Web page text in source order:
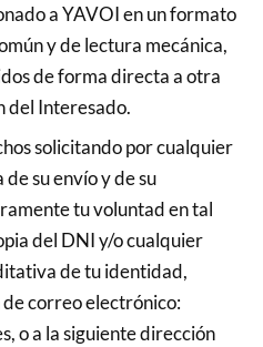
a YAVOI en un formato
y de lectura mecánica,
de forma directa a otra
del Interesado.
solicitando por cualquier
su envío y de su
tu voluntad en tal
del DNI y/o cualquier
de tu identidad,
correo electrónico:
o a la siguiente dirección